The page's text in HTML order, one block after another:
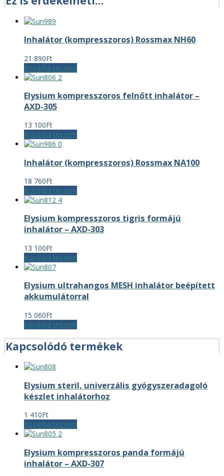
Inhalátor (kompresszoros) Rossmax NH60
21 890Ft
Kosárba teszem
Elysium kompresszoros felnőtt inhalátor –
AXD-305
13 100Ft
Kosárba teszem
Inhalátor (kompresszoros) Rossmax NA100
18 760Ft
Kosárba teszem
Elysium kompresszoros tigris formájú
inhalátor – AXD-303
13 100Ft
Kosárba teszem
Elysium ultrahangos MESH inhalátor beépített
akkumulátorral
15 060Ft
Kosárba teszem
Kapcsolódó termékek
Elysium steril, univerzális gyógyszeradagoló
készlet inhalátorhoz
1 410Ft
Kosárba teszem
Elysium kompresszoros panda formájú
inhalátor – AXD-307